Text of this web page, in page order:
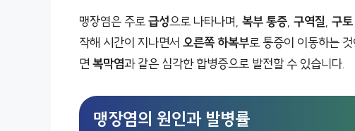
맹장염은 주로급성으로 나타나며, 복부 통증, 구역질, 구토
작해 시간이 지나면서 오른쪽 하복부로 통증이 이동하는
면 복막염과 같은 심각한 합병증으로 발전할 수 있습니다.
맹장염의 원인과 발병률